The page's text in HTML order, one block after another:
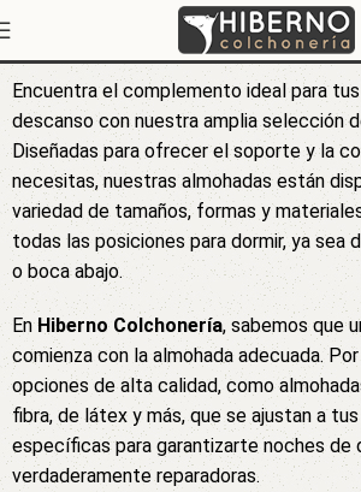
Almohadas
Encuentra el complemento ideal para
descanso con nuestra amplia selección
Diseñadas para ofrecer el soporte y la
necesitas, nuestras almohadas están
variedad de tamaños, formas y
todas las posiciones para dormir, ya sea
o boca abajo.
EnHiberno Colchonería, sabemos que
comienza con la almohada adecuada.
opciones de alta calidad, como
fibra, de látex y más, que se ajustan a
específicas para garantizarte noches de
verdaderamente reparadoras.